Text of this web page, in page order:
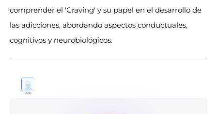
comprender el 'Craving' y su papel en el desarrollo de
las adicciones, abordando aspectos conductuales,
cognitivos y neurobiológicos.